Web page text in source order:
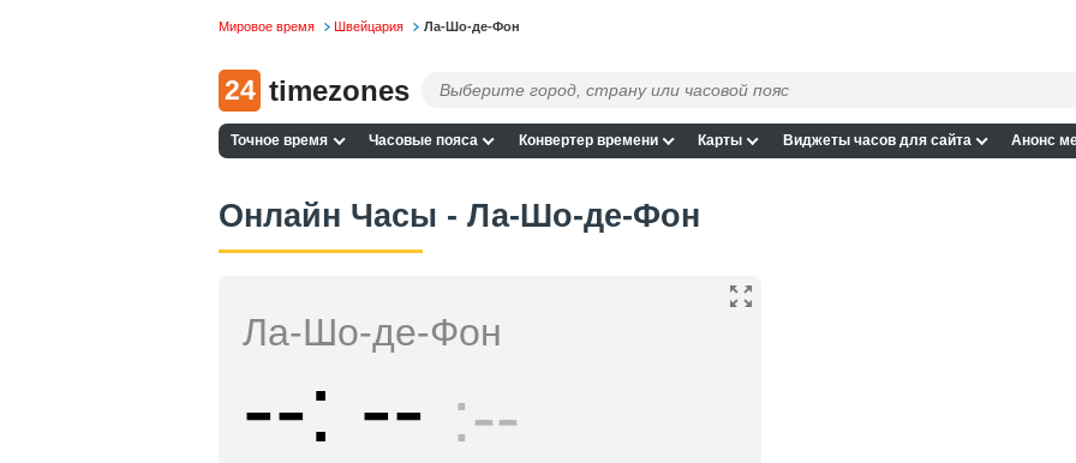
Мировое время Швейцария Ла-Шо-де-Фон
24 timezones
Точное время Часовые пояса Конвертер времени Карты Виджеты часов для сайта Анонс
Онлайн Часы - Ла-Шо-де-Фон
Ла-Шо-де-Фон
-- -- --